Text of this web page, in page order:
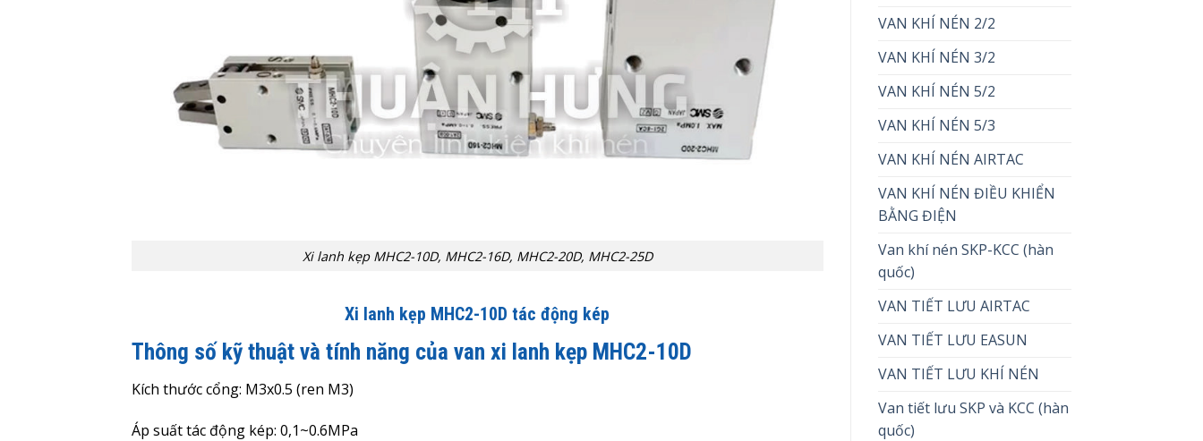
Xi lanh kẹp MHC2-10D, MHC2-16D, MHC2-20D, MHC2-25D
Xi lanh kẹp MHC2-10D tác động kép
Thông số kỹ thuật và tính năng của van xi lanh kẹp MHC2-10D
Kích thước cổng: M3x0.5 (ren M3)
Áp suất tác động kép: 0,1~0.6MPa
VAN KHÍ NÉN 2/2
VAN KHÍ NÉN 3/2
VAN KHÍ NÉN 5/2
VAN KHÍ NÉN 5/3
VAN KHÍ NÉN AIRTAC
VAN KHÍ NÉN ĐIỀU KHIỂN
BẰNG ĐIỆN
Van khí nén SKP-KCC (hàn
quốc)
VAN TIẾT LƯU AIRTAC
VAN TIẾT LƯU EASUN
VAN TIẾT LƯU KHÍ NÉN
Van tiết lưu SKP và KCC (hàn
quốc)